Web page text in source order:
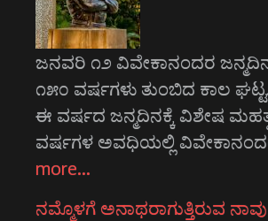
ಜನವರಿ ೧೨ ವಿವೇಕಾನಂದರ
೧೫೦ ವರ್ಷಗಳು ತುಂಬಿದ ಕಾಲ
ಈ ವರ್ಷದ ಜನ್ಮದಿನಕ್ಕೆ ವಿಶೇಷ
ವರ್ಷಗಳ ಅವಧಿಯಲ್ಲಿ
more…
ನಮ್ಮೊಳಗೆ ಅನಾಥರಾಗುತ್ತಿರುವ ನಾವು